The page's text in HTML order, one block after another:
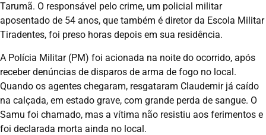
Tarumã. O responsável pelo crime, um policial militar
aposentado de 54 anos, que também é diretor da Escola Militar
Tiradentes, foi preso horas depois em sua residência.
A Polícia Militar (PM) foi acionada na noite do ocorrido, após
receber denúncias de disparos de arma de fogo no local.
Quando os agentes chegaram, resgataram Claudemir já caído
na calçada, em estado grave, com grande perda de sangue. O
Samu foi chamado, mas a vítima não resistiu aos ferimentos e
foi declarada morta ainda no local.